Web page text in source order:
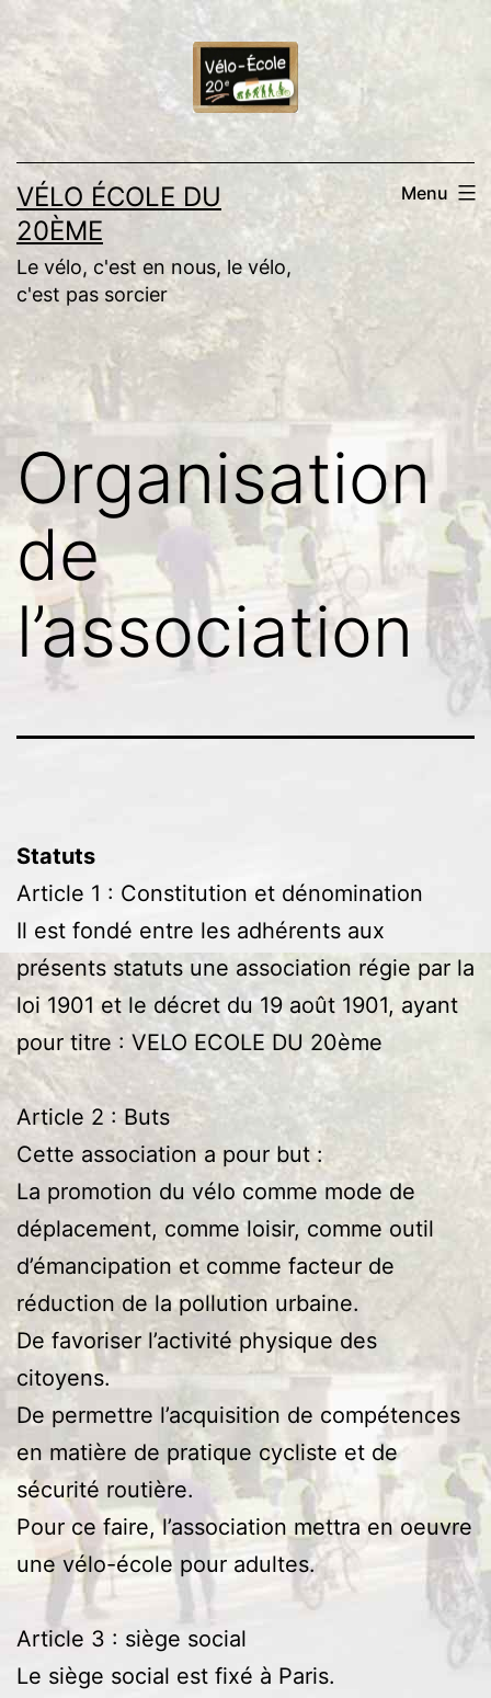
au
contenu
VÉLO ÉCOLE DU
20ÈME
Le vélo, c'est en nous, le vélo,
c'est pas sorcier
Menu
Organisation
de
l’association
Statuts
Article 1 : Constitution et dénomination
Il est fondé entre les adhérents aux
présents statuts une association régie par la
loi 1901 et le décret du 19 août 1901, ayant
pour titre : VELO ECOLE DU 20ème
Article 2 : Buts
Cette association a pour but :
La promotion du vélo comme mode de
déplacement, comme loisir, comme outil
d’émancipation et comme facteur de
réduction de la pollution urbaine.
De favoriser l’activité physique des
citoyens.
De permettre l’acquisition de compétences
en matière de pratique cycliste et de
sécurité routière.
Pour ce faire, l’association mettra en oeuvre
une vélo-école pour adultes.
Article 3 : siège social
Le siège social est fixé à Paris.